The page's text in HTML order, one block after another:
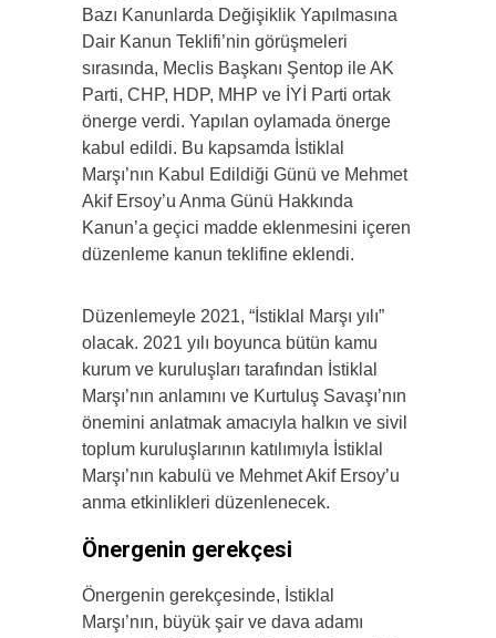
Bazı Kanunlarda Değişiklik Yapılmasına
Dair Kanun Teklifi’nin görüşmeleri
sırasında, Meclis Başkanı Şentop ile AK
Parti, CHP, HDP, MHP ve İYİ Parti ortak
önerge verdi. Yapılan oylamada önerge
kabul edildi. Bu kapsamda İstiklal
Marşı’nın Kabul Edildiği Günü ve Mehmet
Akif Ersoy’u Anma Günü Hakkında
Kanun’a geçici madde eklenmesini içeren
düzenleme kanun teklifine eklendi.
Düzenlemeyle 2021, “İstiklal Marşı yılı”
olacak. 2021 yılı boyunca bütün kamu
kurum ve kuruluşları tarafından İstiklal
Marşı’nın anlamını ve Kurtuluş Savaşı’nın
önemini anlatmak amacıyla halkın ve sivil
toplum kuruluşlarının katılımıyla İstiklal
Marşı’nın kabulü ve Mehmet Akif Ersoy’u
anma etkinlikleri düzenlenecek.
Önergenin gerekçesi
Önergenin gerekçesinde, İstiklal
Marşı’nın, büyük şair ve dava adamı